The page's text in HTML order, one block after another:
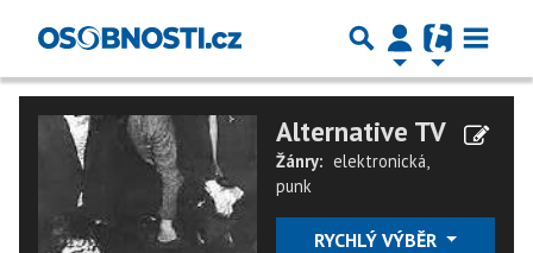
Alternative TV
Žánry: elektronická,
punk
RYCHLÝ VÝBĚR